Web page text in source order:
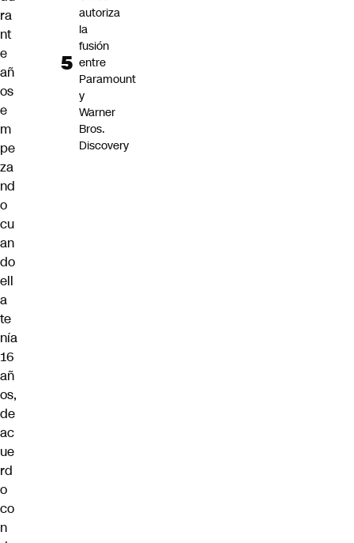
ra
nt
e
añ
os
e
m
pe
za
nd
o
cu
an
do
ell
a
te
nía
16
añ
os,
de
ac
ue
rd
o
co
n
autoriza
la
fusión
entre
Paramount
y
Warner
Bros.
Discovery